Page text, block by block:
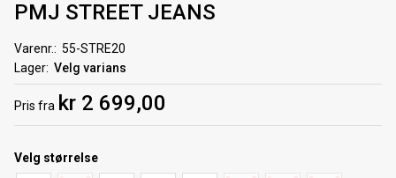
PMJ STREET JEANS
Varenr.
55-STRE20
Lager Velg varians
Pris fra kr 2 699,00
Velg størrelse